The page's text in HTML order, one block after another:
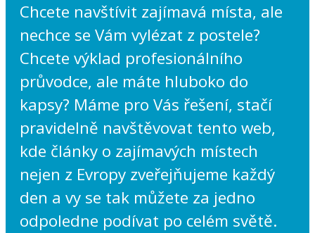
Chcete navštívit zajímavá místa, ale
nechce se Vám vylézat z postele?
Chcete výklad profesionálního
průvodce, ale máte hluboko do
kapsy? Máme pro Vás řešení, stačí
pravidelně navštěvovat tento web,
kde články o zajímavých místech
nejen z Evropy zveřejňujeme každý
den a vy se tak můžete za jedno
odpoledne podívat po celém světě.